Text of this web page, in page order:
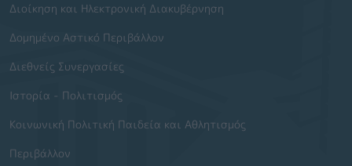
Διοίκηση και Ηλεκτρονική Διακυβέρνηση
Δομημένο Αστικό Περιβάλλον
Διεθνείς Συνεργασίες
Ιστορία - Πολιτισμός
Κοινωνική Πολιτική Παιδεία και Αθλητισμός
Περιβάλλον